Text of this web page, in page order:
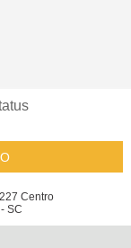
Centro
SC